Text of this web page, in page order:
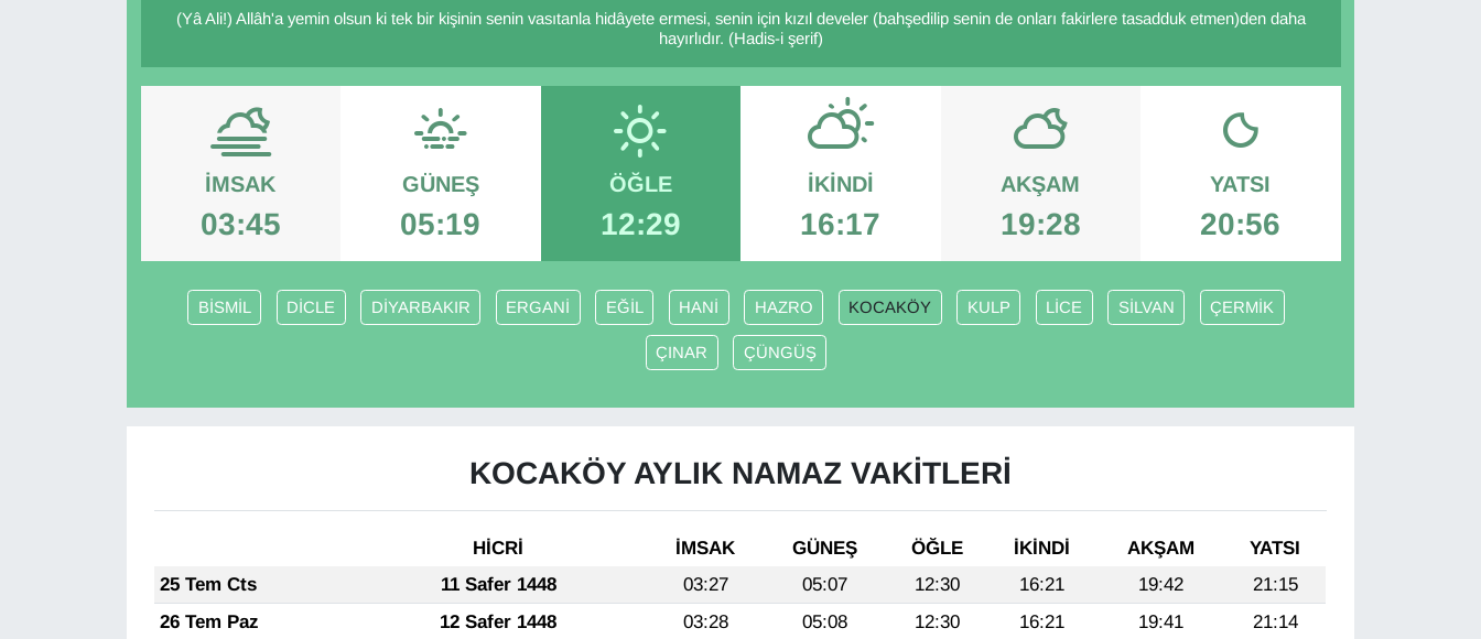
(Yâ Ali!) Allâh'a yemin olsun ki tek bir kişinin senin vasıtanla hidâyete ermesi, senin için kızıl develer (bahşedilip senin de onları fakirlere tasadduk etmen)den daha
hayırlıdır. (Hadis-i şerif)
İMSAK
03:45
GÜNEŞ
05:19
ÖĞLE
12:29
İKINDI
16:17
AKŞAM
19:28
YATSI
20:56
BİSMİL DİCLE DİYARBAKIR ERGANİ EĞİL HANİ HAZRO KOCAKÖY KULP LİCE SİLVAN ÇERMİK
ÇINAR ÇÜNGÜŞ
KOCAKÖY AYLIK NAMAZ VAKITLERI
HİCRİ İMSAK GÜNEŞ ÖĞLE İKINDI AKŞAM
YATSI
25 Tem Cts
11 Safer 1448 03:27 05:07 12:30 16:21 19:42
21:15
26 Tem Paz
12 Safer 1448 03:28 05:08 12:30 16:21 19:41
21:14